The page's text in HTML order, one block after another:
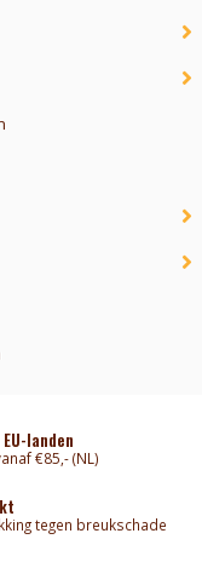
landen
€85,- (NL)
tegen breukschade